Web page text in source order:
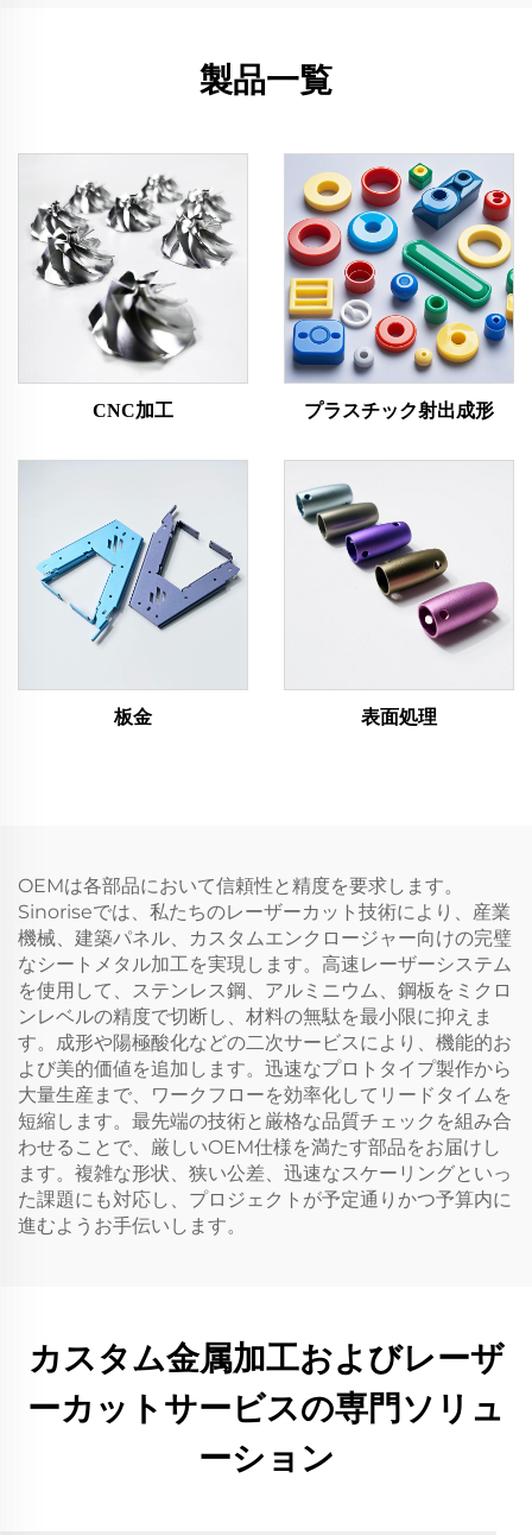
製品一覧
CNC加工 プラスチック射出成形
板金 表面処理
OEMは各部品において信頼性と精度を要求します。
Sinoriseでは、私たちのレーザーカット技術により、産業
機械、建築パネル、カスタムエンクロージャー向けの完璧
なシートメタル加工を実現します。高速レーザーシステム
を使用して、ステンレス鋼、アルミニウム、鋼板をミクロ
ンレベルの精度で切断し、材料の無駄を最小限に抑えま
す。成形や陽極酸化などの二次サービスにより、機能的お
よび美的価値を追加します。迅速なプロトタイプ製作から
大量生産まで、ワークフローを効率化してリードタイムを
短縮します。最先端の技術と厳格な品質チェックを組み合
わせることで、厳しいOEM仕様を満たす部品をお届けし
ます。複雑な形状、狭い公差、迅速なスケーリングといっ
た課題にも対応し、プロジェクトが予定通りかつ予算内に
進むようお手伝いします。
カスタム金属加工およびレーザ
ーカットサービスの専門ソリュ
ーション